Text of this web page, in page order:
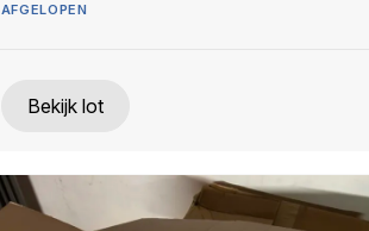
AFGELOPEN
Bekijk lot